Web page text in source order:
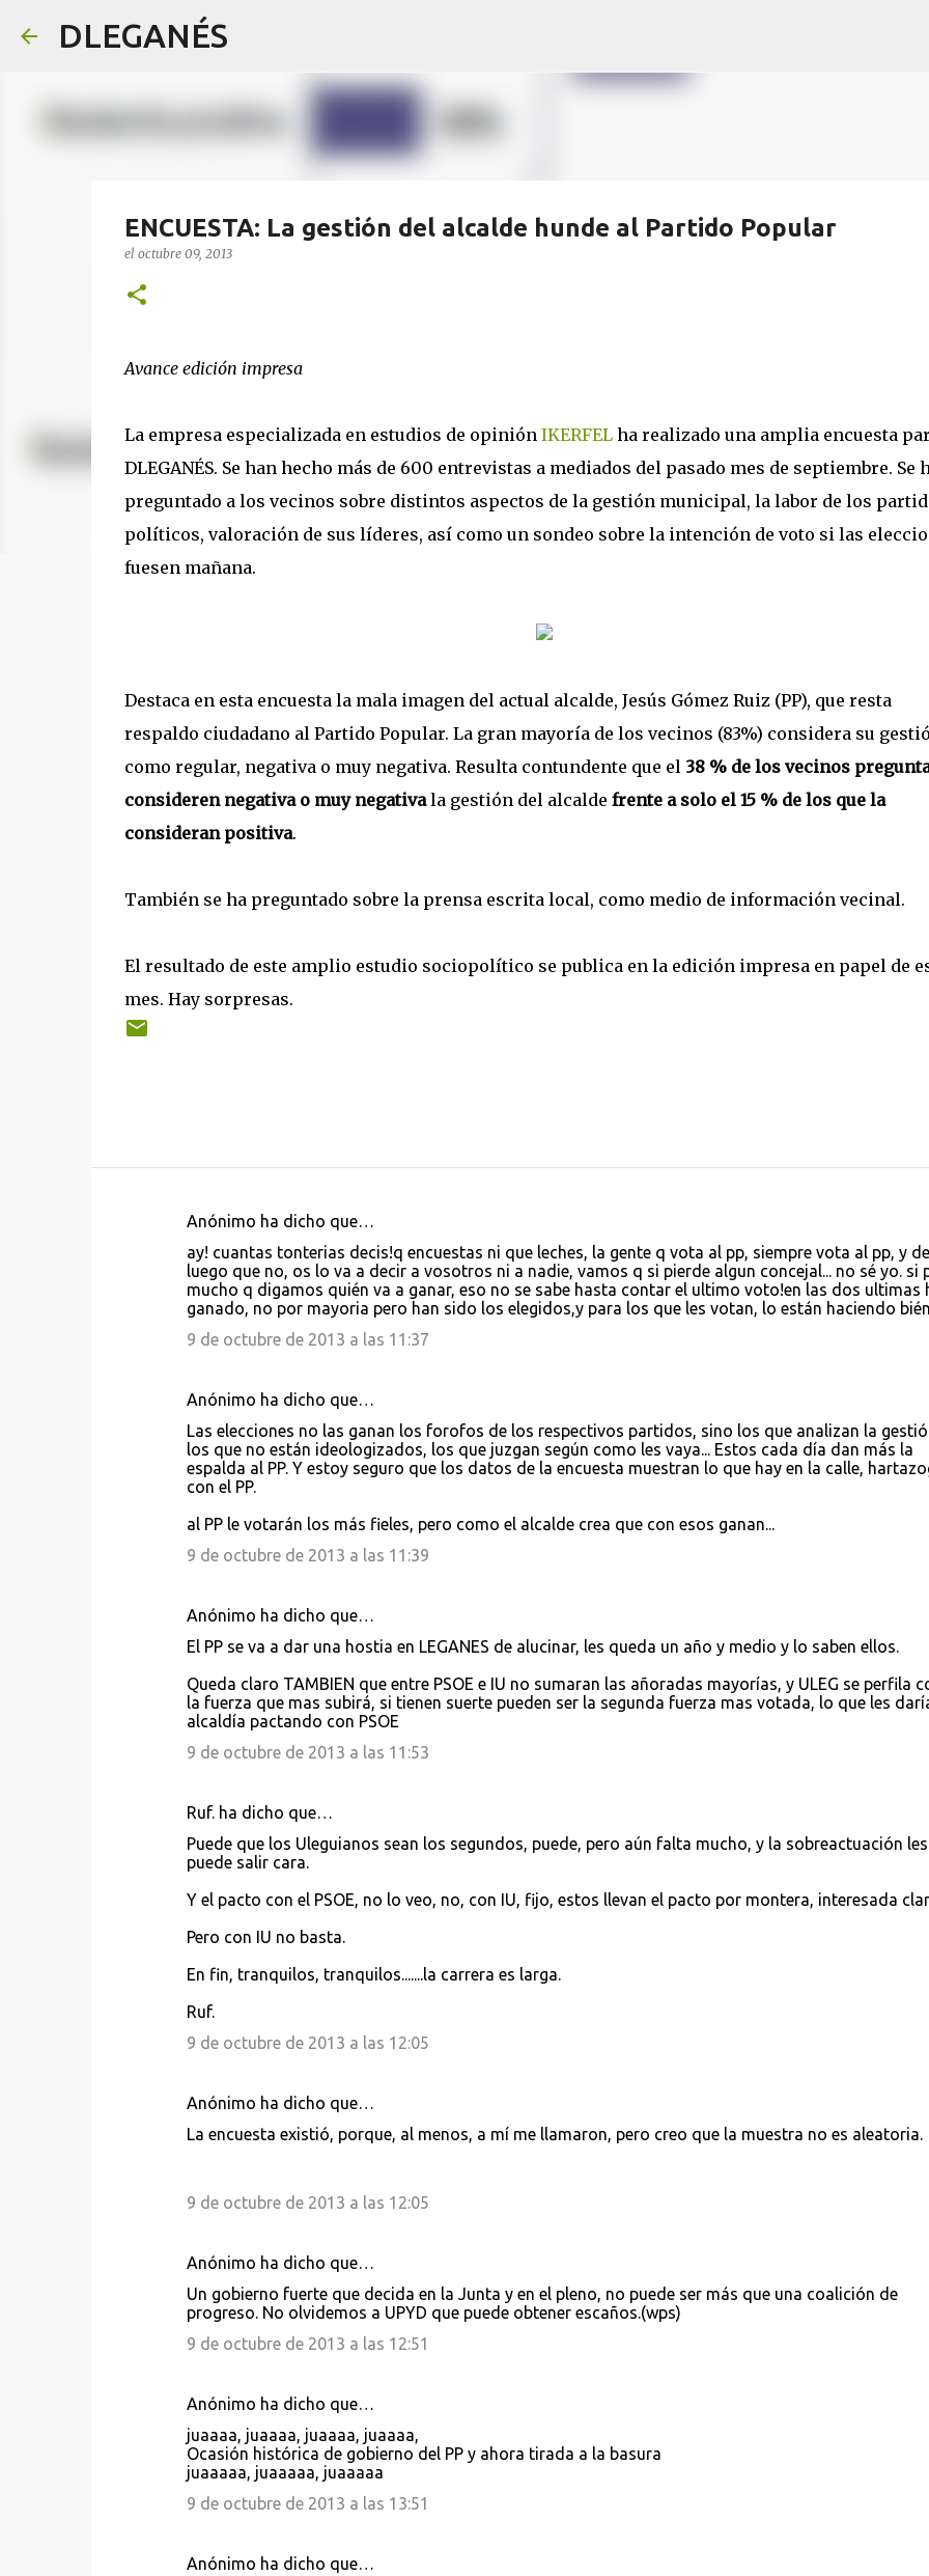
DLEGANÉS
ENCUESTA: La gestión del alcalde hunde al Partido Popular
el octubre 09, 2013
Avance edición impresa
La empresa especializada en estudios de opinión IKERFELha realizado una amplia encuesta
DLEGANÉS. Se han hecho más de 600 entrevistas a mediados del pasado mes de septiembre. Se
preguntado a los vecinos sobre distintos aspectos de la gestión municipal, la labor de los
políticos, valoración de sus líderes, así como un sondeo sobre la intención de voto si las
fuesen mañana.
Destaca en esta encuesta la mala imagen del actual alcalde, Jesús Gómez Ruiz (PP), que resta
respaldo ciudadano al Partido Popular. La gran mayoría de los vecinos (83%) considera su
como regular, negativa o muy negativa. Resulta contundente que el 38 % de los vecinos
consideren negativa o muy negativala gestión del alcalde frente a solo el 15 % de los que la
consideran positiva.
También se ha preguntado sobre la prensa escrita local, como medio de información vecinal.
El resultado de este amplio estudio sociopolítico se publica en la edición impresa en papel de
mes. Hay sorpresas.
Anónimo ha dicho que…
ay! cuantas tonterias decis!q encuestas ni que leches, la gente q vota al pp, siempre vota al pp, y
luego que no, os lo va a decir a vosotros ni a nadie, vamos q si pierde algun concejal... no sé yo. si
mucho q digamos quién va a ganar, eso no se sabe hasta contar el ultimo voto!en las dos ultimas
ganado, no por mayoria pero han sido los elegidos,y para los que les votan, lo están haciendo
9 de octubre de 2013 a las 11:37
Anónimo ha dicho que…
Las elecciones no las ganan los forofos de los respectivos partidos, sino los que analizan la
los que no están ideologizados, los que juzgan según como les vaya... Estos cada día dan más la
espalda al PP. Y estoy seguro que los datos de la encuesta muestran lo que hay en la calle,
con el PP.
al PP le votarán los más fieles, pero como el alcalde crea que con esos ganan...
9 de octubre de 2013 a las 11:39
Anónimo ha dicho que…
El PP se va a dar una hostia en LEGANES de alucinar, les queda un año y medio y lo saben ellos.
Queda claro TAMBIEN que entre PSOE e IU no sumaran las añoradas mayorías, y ULEG se perfila
la fuerza que mas subirá, si tienen suerte pueden ser la segunda fuerza mas votada, lo que les
alcaldía pactando con PSOE
9 de octubre de 2013 a las 11:53
Ruf. ha dicho que…
Puede que los Uleguianos sean los segundos, puede, pero aún falta mucho, y la sobreactuación les
puede salir cara.
Y el pacto con el PSOE, no lo veo, no, con IU, fijo, estos llevan el pacto por montera, interesada
Pero con IU no basta.
En fin, tranquilos, tranquilos.......la carrera es larga.
Ruf.
9 de octubre de 2013 a las 12:05
Anónimo ha dicho que…
La encuesta existió, porque, al menos, a mí me llamaron, pero creo que la muestra no es aleatoria.
9 de octubre de 2013 a las 12:05
Anónimo ha dicho que…
Un gobierno fuerte que decida en la Junta y en el pleno, no puede ser más que una coalición de
progreso. No olvidemos a UPYD que puede obtener escaños.(wps)
9 de octubre de 2013 a las 12:51
Anónimo ha dicho que…
juaaaa, juaaaa, juaaaa, juaaaa,
Ocasión histórica de gobierno del PP y ahora tirada a la basura
juaaaaa, juaaaaa, juaaaaa
9 de octubre de 2013 a las 13:51
Anónimo ha dicho que…